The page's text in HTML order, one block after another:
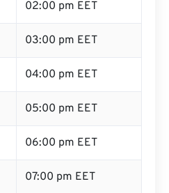
02:00 pm EET
03:00 pm EET
04:00 pm EET
05:00 pm EET
06:00 pm EET
07:00 pm EET